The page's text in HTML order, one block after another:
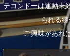
テコンドーは運動未
られる
ご興味があれ